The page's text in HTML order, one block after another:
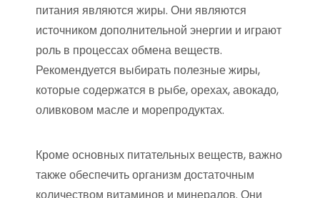
питания являются жиры. Они являются
источником дополнительной энергии и играют
роль в процессах обмена веществ.
Рекомендуется выбирать полезные жиры,
которые содержатся в рыбе, орехах, авокадо,
оливковом масле и морепродуктах.
Кроме основных питательных веществ, важно
также обеспечить организм достаточным
количеством витаминов и минералов. Они